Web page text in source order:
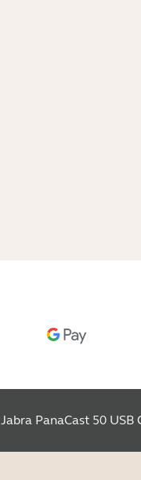
Jabra PanaCast 50 USB